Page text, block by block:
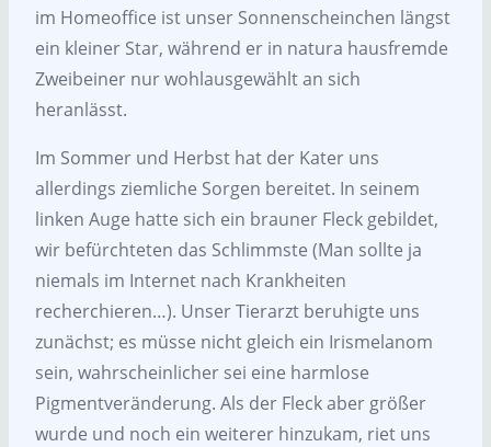
im Homeoffice ist unser Sonnenscheinchen längst
ein kleiner Star, während er in natura hausfremde
Zweibeiner nur wohlausgewählt an sich
heranlässt.
Im Sommer und Herbst hat der Kater uns
allerdings ziemliche Sorgen bereitet. In seinem
linken Auge hatte sich ein brauner Fleck gebildet,
wir befürchteten das Schlimmste (Man sollte ja
niemals im Internet nach Krankheiten
recherchieren…). Unser Tierarzt beruhigte uns
zunächst; es müsse nicht gleich ein Irismelanom
sein, wahrscheinlicher sei eine harmlose
Pigmentveränderung. Als der Fleck aber größer
wurde und noch ein weiterer hinzukam, riet uns